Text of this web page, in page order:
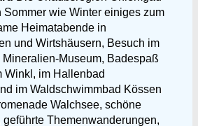
Sommer wie Winter einiges zum
Heimatabende in
und Wirtshäusern, Besuch im
Mineralien-Museum, Badespaß
Winkl, im Hallenbad
im Waldschwimmbad Kössen
Walchsee, schöne
Themenwanderungen,